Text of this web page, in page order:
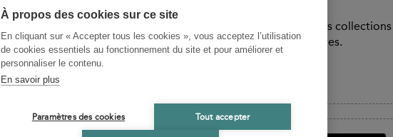
À propos des cookies sur ce site
En cliquant sur « Accepter tous les cookies », vous acceptez l’utilisation
de cookies essentiels au fonctionnement du site et pour améliorer et
personnaliser le contenu.
En savoir plus
Paramètres des cookies Tout accepter
Alain Laurent
Alain Laurent est philosophe, essayiste et directeur des
la liberté » et « Penseurs de la liberté » aux Belles Lettres.
TABLE DES MATIÈRES